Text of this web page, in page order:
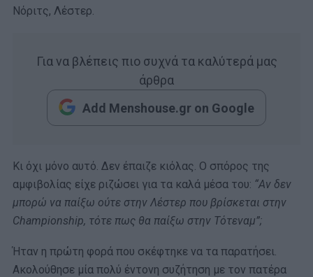
Νόριτς, Λέστερ.
Για να βλέπεις πιο συχνά τα καλύτερά μας
άρθρα
Add Menshouse.gr on Google
Κι όχι μόνο αυτό. Δεν έπαιζε κιόλας. Ο σπόρος της
αμφιβολίας είχε ριζώσει για τα καλά μέσα του: “Αν δεν
μπορώ να παίξω ούτε στην Λέστερ που βρίσκεται στην
Championship, τότε πως θα παίξω στην Τότεναμ”;
Ήταν η πρώτη φορά που σκέφτηκε να τα παρατήσει.
Ακολούθησε μία πολύ έντονη συζήτηση με τον πατέρα